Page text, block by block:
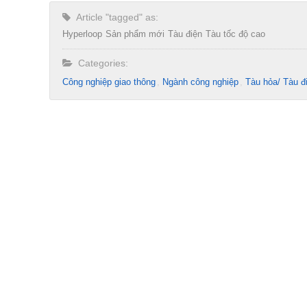
Article "tagged" as:
Hyperloop Sản phẩm mới Tàu điện Tàu tốc độ cao
Categories:
Công nghiệp giao thông Ngành công nghiệp Tàu hỏa/ Tàu